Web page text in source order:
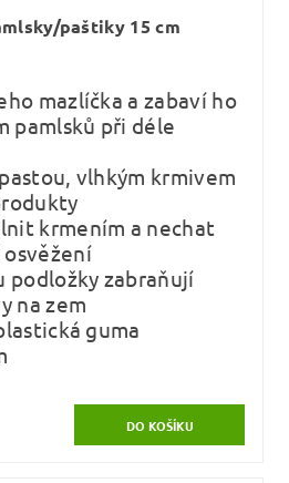
paštiky 15 cm
mazlíčka a zabaví ho
pamlsků při déle
vlhkým krmivem
krmením a nechat
podložky zabraňují
na zem
guma